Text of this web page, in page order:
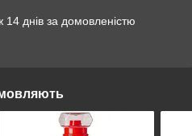
днів за домовленістю